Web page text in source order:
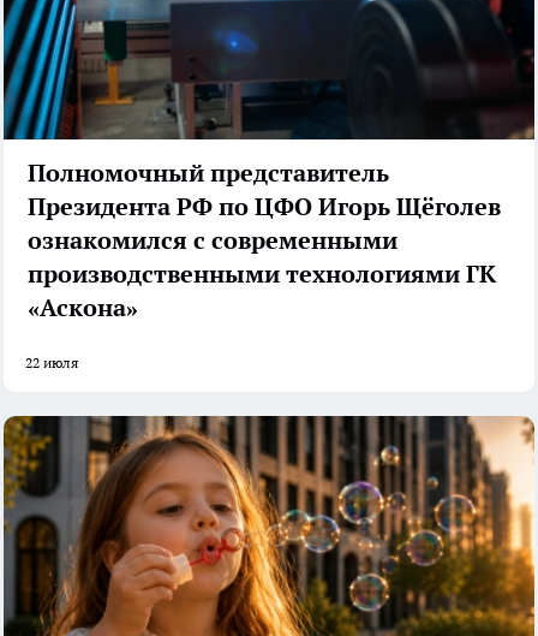
Полномочный представитель
Президента РФ по ЦФО Игорь Щёголев
ознакомился с современными
производственными технологиями ГК
«Аскона»
22 июля